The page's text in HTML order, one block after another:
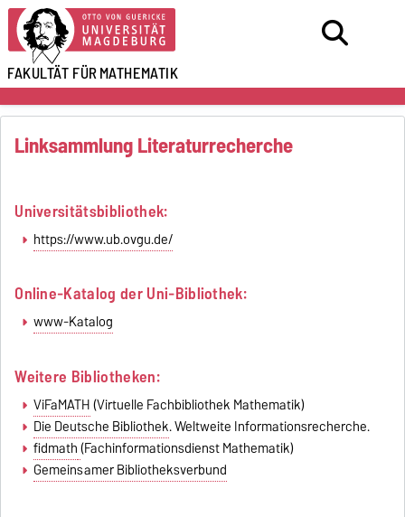
FAKULTÄT FÜRMATHEMATIK
Linksammlung Literaturrecherche
Universitätsbibliothek:
https://www.ub.ovgu.de/
Online-Katalog der Uni-Bibliothek:
www-Katalog
Weitere Bibliotheken:
ViFaMATH(Virtuelle Fachbibliothek Mathematik)
Die Deutsche Bibliothek. Weltweite Informationsrecherche.
fidmath(Fachinformationsdienst Mathematik)
Gemeinsamer Bibliotheksverbund